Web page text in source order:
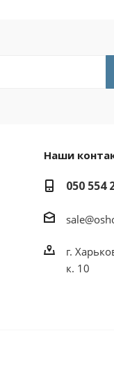
Наши
050 554
г.
к. 10